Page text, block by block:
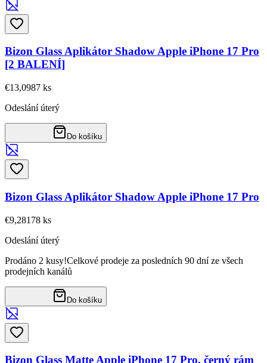
Bizon Glass Aplikátor Shadow Apple iPhone 17 Pro
[2 BALENÍ]
€13,0987 ks
Odeslání úterý
Do košíku
Bizon Glass Aplikátor Shadow Apple iPhone 17 Pro
€9,28178 ks
Odeslání úterý
Prodáno 2 kusy!Celkové prodeje za posledních 90 dní ze všech
prodejních kanálů
Do košíku
Bizon Glass Matte Apple iPhone 17 Pro, černý rám